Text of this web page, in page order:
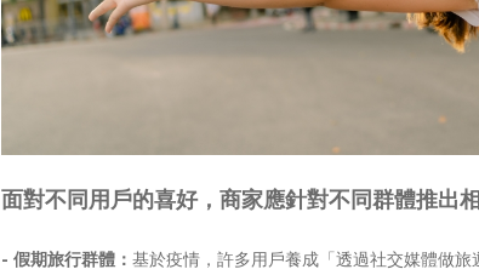
面對不同用戶的喜好，商家應針對不同群體推出
- 假期旅行群體： 基於疫情，許多用戶養成「透過社交媒體做